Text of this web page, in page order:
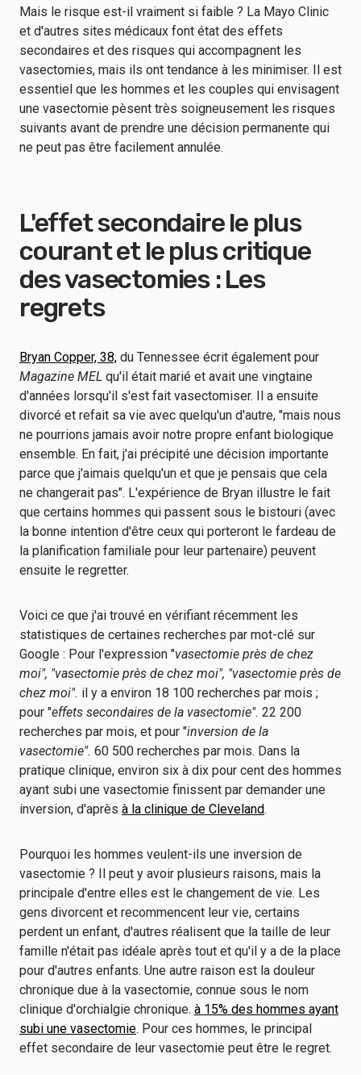
Mais le risque est-il vraiment si faible ? La Mayo Clinic
et d'autres sites médicaux font état des effets
secondaires et des risques qui accompagnent les
vasectomies, mais ils ont tendance à les minimiser. Il est
essentiel que les hommes et les couples qui envisagent
une vasectomie pèsent très soigneusement les risques
suivants avant de prendre une décision permanente qui
ne peut pas être facilement annulée.
L'effet secondaire le plus
courant et le plus critique
des vasectomies : Les
regrets
Bryan Copper, 38, du Tennessee écrit également pour
Magazine MEL qu'il était marié et avait une vingtaine
d'années lorsqu'il s'est fait vasectomiser. Il a ensuite
divorcé et refait sa vie avec quelqu'un d'autre, "mais nous
ne pourrions jamais avoir notre propre enfant biologique
ensemble. En fait, j'ai précipité une décision importante
parce que j'aimais quelqu'un et que je pensais que cela
ne changerait pas". L'expérience de Bryan illustre le fait
que certains hommes qui passent sous le bistouri (avec
la bonne intention d'être ceux qui porteront le fardeau de
la planification familiale pour leur partenaire) peuvent
ensuite le regretter.
Voici ce que j'ai trouvé en vérifiant récemment les
statistiques de certaines recherches par mot-clé sur
Google : Pour l'expression "vasectomie près de chez
moi", "vasectomie près de chez moi", "vasectomie près de
chez moi". il y a environ 18 100 recherches par mois ;
pour "effets secondaires de la vasectomie". 22 200
recherches par mois, et pour "inversion de la
vasectomie". 60 500 recherches par mois. Dans la
pratique clinique, environ six à dix pour cent des hommes
ayant subi une vasectomie finissent par demander une
inversion, d'après à la clinique de Cleveland.
Pourquoi les hommes veulent-ils une inversion de
vasectomie ? Il peut y avoir plusieurs raisons, mais la
principale d'entre elles est le changement de vie. Les
gens divorcent et recommencent leur vie, certains
perdent un enfant, d'autres réalisent que la taille de leur
famille n'était pas idéale après tout et qu'il y a de la place
pour d'autres enfants. Une autre raison est la douleur
chronique due à la vasectomie, connue sous le nom
clinique d'orchialgie chronique. à 15% des hommes ayant
subi une vasectomie. Pour ces hommes, le principal
effet secondaire de leur vasectomie peut être le regret.